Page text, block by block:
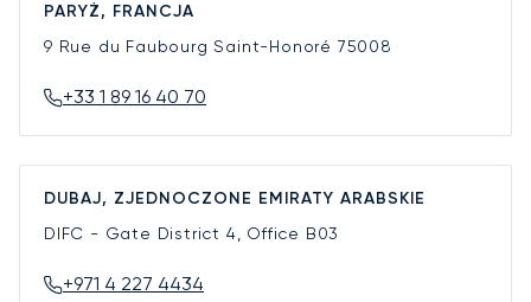
PARYŻ, FRANCJA
9 Rue du Faubourg Saint-Honoré 75008
+33 1 89 16 40 70
DUBAJ, ZJEDNOCZONE EMIRATY ARABSKIE
DIFC - Gate District 4, Office B03
+971 4 227 4434